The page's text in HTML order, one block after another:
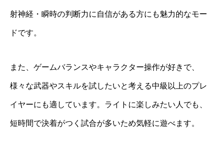
射神経・瞬時の判断力に自信がある方にも魅力的なモー
ドです。
また、ゲームバランスやキャラクター操作が好きで、
様々な武器やスキルを試したいと考える中級以上のプレ
イヤーにも適しています。ライトに楽しみたい人でも、
短時間で決着がつく試合が多いため気軽に遊べます。